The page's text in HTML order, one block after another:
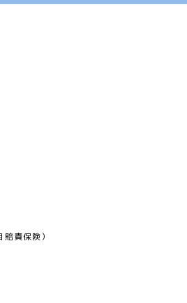
責保険）